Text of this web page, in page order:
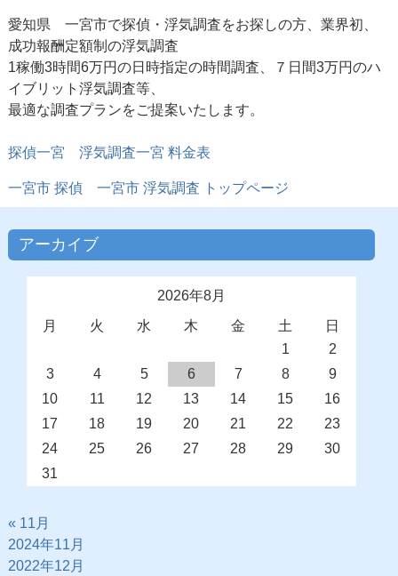
愛知県 一宮市で探偵・浮気調査をお探しの方、業界初、
成功報酬定額制の浮気調査
1稼働3時間6万円の日時指定の時間調査、７日間3万円のハ
イブリット浮気調査等、
最適な調査プランをご提案いたします。
探偵一宮 浮気調査一宮 料金表
一宮市 探偵 一宮市 浮気調査 トップページ
アーカイブ
2026年8月
月
火 水 木 金 土
日
1
2
3
4 5 6 7 8
9
10
11 12 13 14 15
16
17
18 19 20 21 22
23
24
25 26 27 28 29
30
31
« 11月
2024年11月
2022年12月